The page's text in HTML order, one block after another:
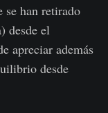
se han retirado
desde el
apreciar además
desde